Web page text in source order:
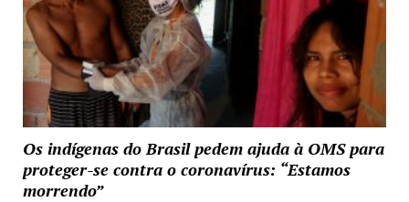
Os indígenas do Brasil pedem ajuda à OMS para
proteger-se contra o coronavírus: “Estamos
morrendo”